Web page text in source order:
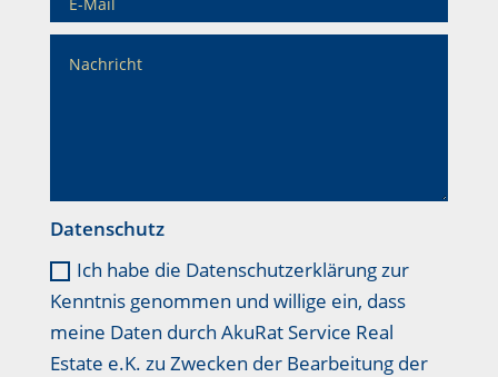
Datenschutz
Ich habe die Datenschutzerklärung zur
Kenntnis genommen und willige ein, dass
meine Daten durch AkuRat Service Real
Estate e.K. zu Zwecken der Bearbeitung der